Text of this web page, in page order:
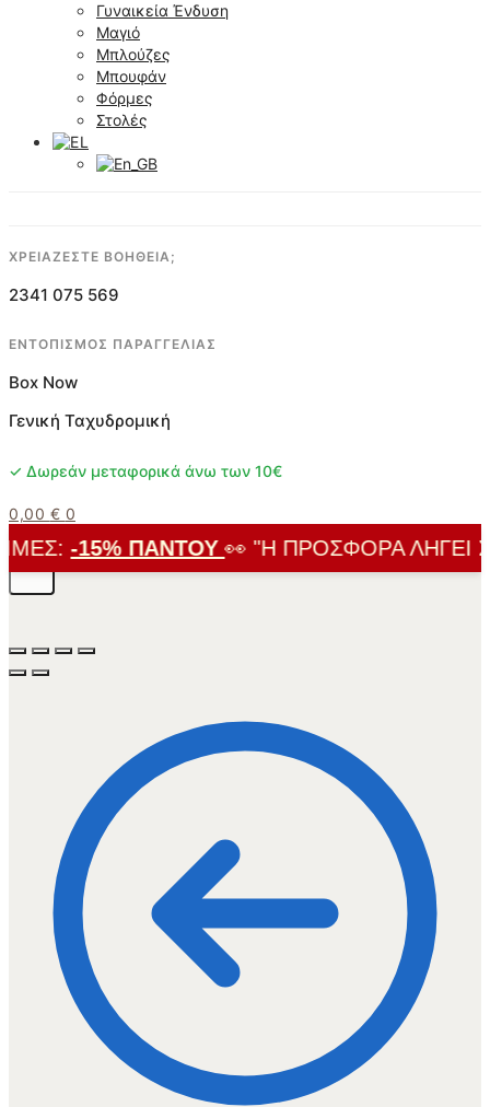
Γυναικεία Ένδυση
Μαγιό
Μπλούζες
Μπουφάν
Φόρμες
Στολές
ΧΡΕΙΑΖΕΣΤΕ ΒΟΗΘΕΙΑ;
2341 075 569
ΕΝΤΟΠΙΣΜΟΣ ΠΑΡΑΓΓΕΛΙΑΣ
Box Now
Γενική Ταχυδρομική
✓ Δωρεάν μεταφορικά άνω των 10€
0,00 € 0
-15% ΠΑΝΤΟΎ👀 "Η ΠΡΟΣΦΟΡΆ ΛΉΓΕΙ